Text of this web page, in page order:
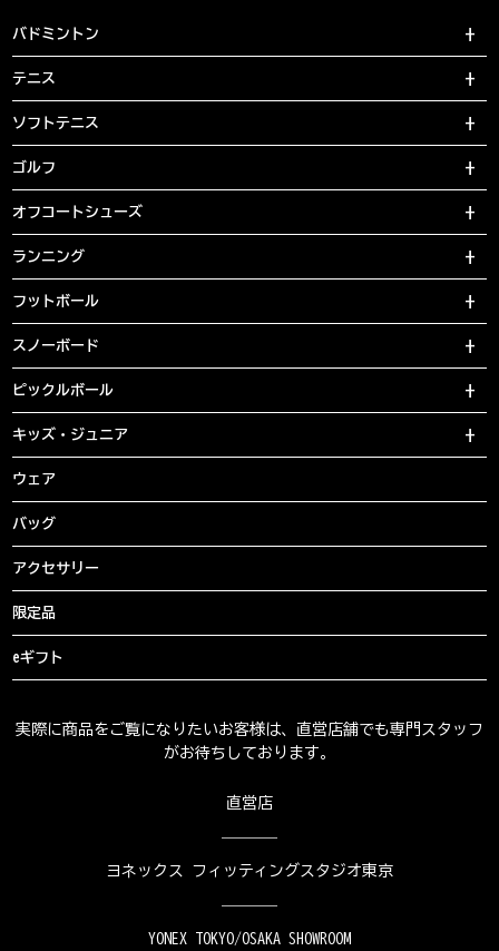
バドミントン
テニス
ソフトテニス
ゴルフ
オフコートシューズ
ランニング
フットボール
スノーボード
ピックルボール
キッズ・ジュニア
ウェア
バッグ
アクセサリー
限定品
eギフト
実際に商品をご覧になりたいお客様は、直営店舗でも専門スタッフ
がお待ちしております。
直営店
ヨネックス フィッティングスタジオ東京
YONEX TOKYO/OSAKA SHOWROOM